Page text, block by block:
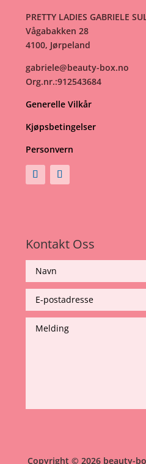
PRETTY LADIES GABRIELE
Vågabakken 28
4100, Jørpeland
gabriele@beauty-box.no
Org.nr.:912543684
Generelle Vilkår
Kjøpsbetingelser
Personvern
Kontakt Oss
Copyright © 2026 beauty-